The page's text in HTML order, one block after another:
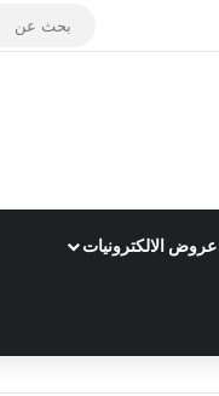
عروض الالكترونيات